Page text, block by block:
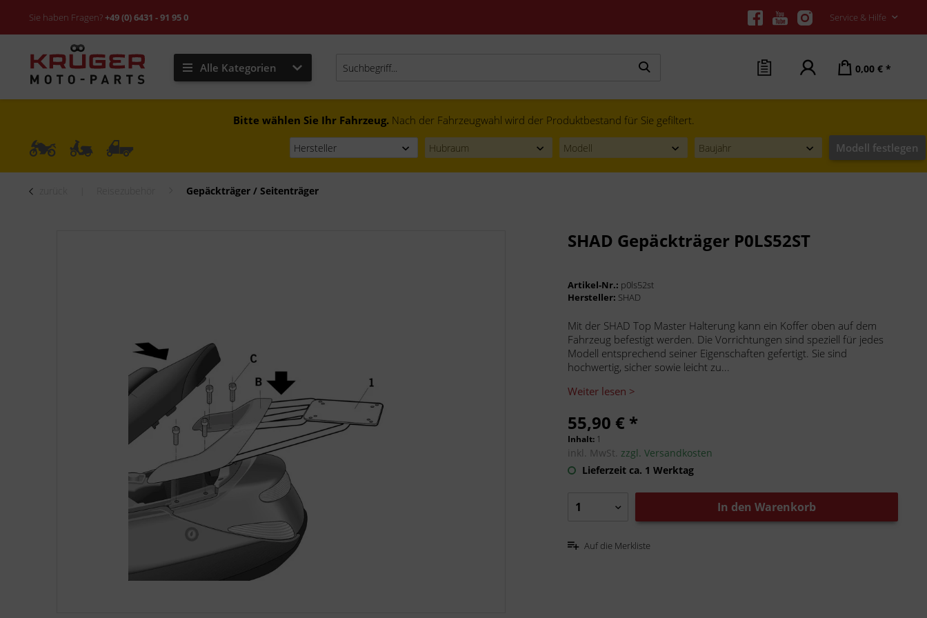
Sie haben Fragen?+49 (0) 6431 - 91 95 0 Service & Hilfe
Alle Kategorien 0,00 € *
Bitte wählen Sie Ihr Fahrzeug. Nach der Fahrzeugwahl wird der Produktbestand für Sie gefiltert.
Modell festlegen
Gepäckträger / Seitenträger
SHAD Gepäckträger P0LS52ST
Artikel-Nr.: p0ls52st
Hersteller: SHAD
Mit der SHAD Top Master Halterung kann ein Koffer oben auf dem
Fahrzeug befestigt werden. Die Vorrichtungen sind speziell für jedes
Modell entsprechend seiner Eigenschaften gefertigt. Sie sind
hochwertig, sicher sowie leicht zu...
Weiter lesen >
55,90 € *
Inhalt: 1
inkl. MwSt.zzgl. Versandkosten
Lieferzeit ca. 1 Werktag
In den Warenkorb
Auf die Merkliste